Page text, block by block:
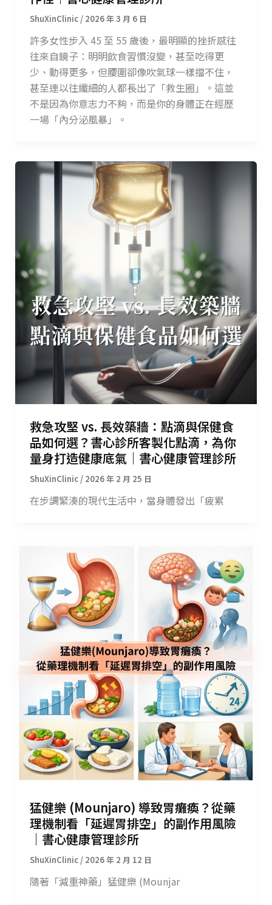
/ 2026 年 3 月 6 日
許多女性步入 45 至 55 歲後，最明顯的挫折感往
往來自鏡子：明明飲食習慣沒變，甚至吃得更
少、動得更多，但腰圍卻像吹氣球一樣擋不住，
甚至連以往纖細的人都長出了「救生圈」。這並
不是因為你意志力不夠，而是你的身體正在經歷
一場「內分泌風暴」。
救急攻堅 vs. 長效築牆：點滴與保健食
品如何選？書心診所客製化點滴，為你
量身打造健康底氣｜書心健康管理診所
/ 2026 年 2 月 25 日
在步調緊湊的現代生活中，當身體發出「疲累
猛健樂 (Mounjaro) 導致胃癱瘓？從藥
理機制看「延遲胃排空」的副作用風險
｜書心健康管理診所
/ 2026 年 2 月 12 日
隨著「減重神藥」猛健樂 (Mounjar